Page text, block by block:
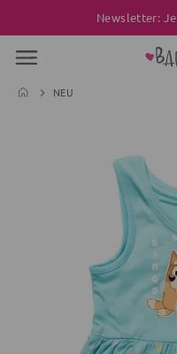
Newsletter:
NEU